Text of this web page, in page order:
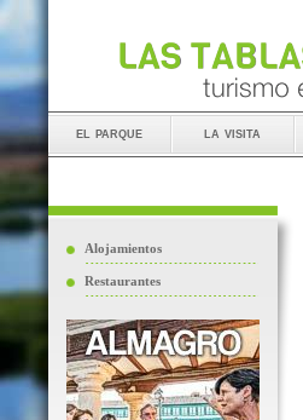
el parque la visita
Alojamientos
Restaurantes